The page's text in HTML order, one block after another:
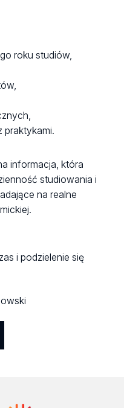
roku studiów,
praktykami.
informacja, która
studiowania i
na realne
i podzielenie się